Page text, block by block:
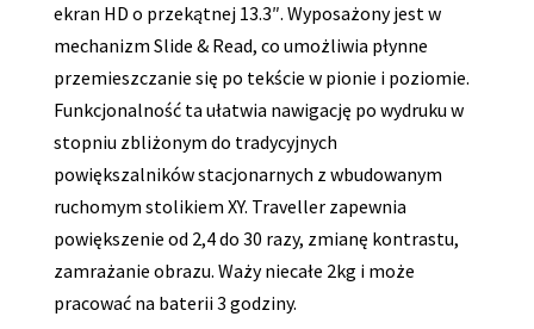
ekran HD o przekątnej 13.3″. Wyposażony jest w
mechanizm Slide & Read, co umożliwia płynne
przemieszczanie się po tekście w pionie i poziomie.
Funkcjonalność ta ułatwia nawigację po wydruku w
stopniu zbliżonym do tradycyjnych
powiększalników stacjonarnych z wbudowanym
ruchomym stolikiem XY. Traveller zapewnia
powiększenie od 2,4 do 30 razy, zmianę kontrastu,
zamrażanie obrazu. Waży niecałe 2kg i może
pracować na baterii 3 godziny.